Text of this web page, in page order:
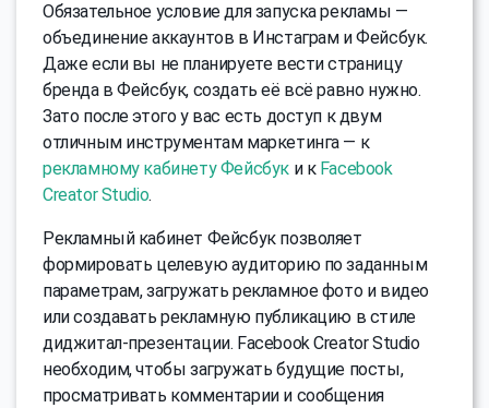
Обязательное условие для запуска рекламы —
объединение аккаунтов в Инстаграм и Фейсбук.
Даже если вы не планируете вести страницу
бренда в Фейсбук, создать её всё равно нужно.
Зато после этого у вас есть доступ к двум
отличным инструментам маркетинга — к
рекламному кабинету Фейсбуки к Facebook
Creator Studio.
Рекламный кабинет Фейсбук позволяет
формировать целевую аудиторию по заданным
параметрам, загружать рекламное фото и видео
или создавать рекламную публикацию в стиле
диджитал-презентации. Facebook Creator Studio
необходим, чтобы загружать будущие посты,
просматривать комментарии и сообщения